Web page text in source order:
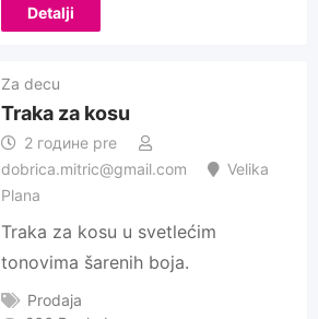
Detalji
Za decu
Traka za kosu
2 године pre
dobrica.mitric@gmail.com
Velika
Plana
Traka za kosu u svetlećim
tonovima šarenih boja.
Prodaja